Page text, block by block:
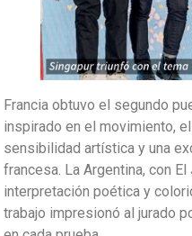
Francia obtuvo el segundo
inspirado en el movimiento,
sensibilidad artística y una
francesa. La Argentina, con
interpretación poética y
trabajo impresionó al jurado